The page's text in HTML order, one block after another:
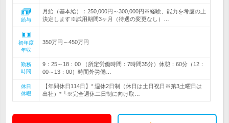
給与
月給（基本給）：250,000円～300,000円※経験、能力を考慮の上
決定します※試用期間3ヶ月（待遇の変更なし）…
初年度
年収
350万円～450万円
勤務
時間
9：25～18：00 （所定労働時間：7時間35分）休憩：60分（12：
00～13：00）時間外労働…
休日
休暇
【年間休日114日】* 週休2日制（休日は土日祝日※第3土曜日は
出社）* └※完全週休二日制に向け取…